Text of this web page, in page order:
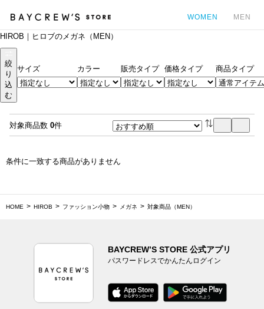
WOMEN MEN
HIROB｜ヒロブのメガネ（MEN）
絞
り
込
む
サイズ カラー 販売タイプ 価格タイプ 商品タイプ
対象商品数 0件
条件に一致する商品がありません
HOME HIROB ファッション小物 メガネ 対象商品（MEN）
BAYCREW’S STORE 公式アプリ
パスワードレスでかんたんログイン